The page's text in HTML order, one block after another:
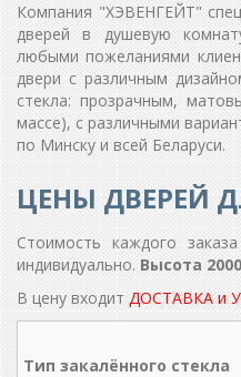
Компания "ХЭВЕНГЕЙТ"
дверей в душевую
любыми пожеланиями
двери с различным
стекла: прозрачным,
массе), с различными
по Минску и всей Беларуси.
ЦЕНЫ ДВЕРЕЙ
Стоимость каждого
индивидуально. Высота
В цену входит ДОСТАВКА и
Тип закалённого стекла